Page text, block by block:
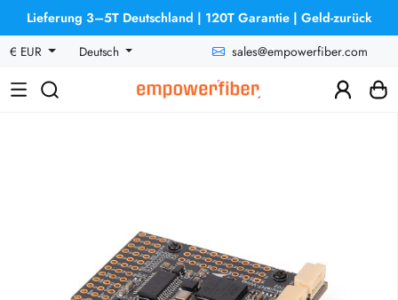
Lieferung 3–5T Deutschland | 120T Garantie | Geld-zurück
€ EUR
Deutsch sales@empowerfiber.com